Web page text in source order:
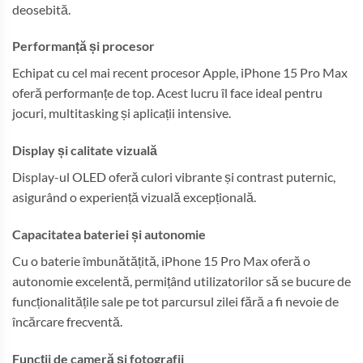
deosebită.
Performanță și procesor
Echipat cu cel mai recent procesor Apple, iPhone 15 Pro Max
oferă performanțe de top. Acest lucru îl face ideal pentru
jocuri, multitasking și aplicații intensive.
Display și calitate vizuală
Display-ul OLED oferă culori vibrante și contrast puternic,
asigurând o experiență vizuală excepțională.
Capacitatea bateriei și autonomie
Cu o baterie îmbunătățită, iPhone 15 Pro Max oferă o
autonomie excelentă, permițând utilizatorilor să se bucure de
funcționalitățile sale pe tot parcursul zilei fără a fi nevoie de
încărcare frecventă.
Funcții de cameră și fotografii